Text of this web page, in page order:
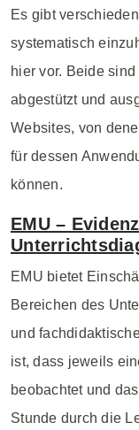
Es gibt
systematisch
hier vor. Beide
abgestützt und
Websites, von
für dessen
können.
EMU –
EMU bietet
Bereichen des
und
ist, dass jeweils
beobachtet und
Stunde durch die